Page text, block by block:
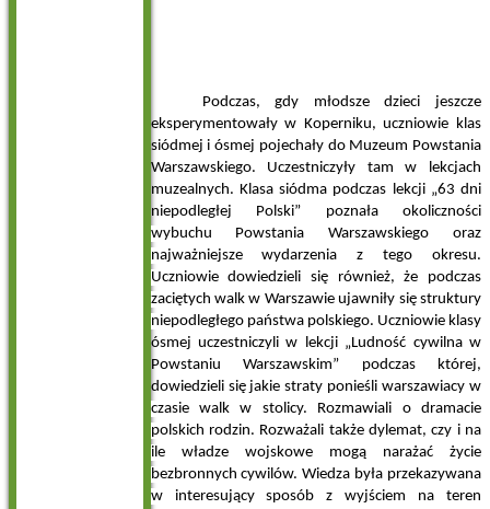
Podczas, gdy młodsze dzieci jeszcze
eksperymentowały w Koperniku, uczniowie klas
siódmej i ósmej pojechały do Muzeum Powstania
Warszawskiego. Uczestniczyły tam w lekcjach
muzealnych. Klasa siódma podczas lekcji „63 dni
niepodległej Polski” poznała okoliczności
wybuchu Powstania Warszawskiego oraz
najważniejsze wydarzenia z tego okresu.
Uczniowie dowiedzieli się również, że podczas
zaciętych walk w Warszawie ujawniły się struktury
niepodległego państwa polskiego. Uczniowie klasy
ósmej uczestniczyli w lekcji „Ludność cywilna w
Powstaniu Warszawskim” podczas której,
dowiedzieli sięjakie straty ponieśli warszawiacy w
czasie walk w stolicy. Rozmawiali o dramacie
polskich rodzin. Rozważali także dylemat, czy i na
ile władze wojskowe mogą narażać życie
bezbronnych cywilów. Wiedza była przekazywana
w interesujący sposób z wyjściem na teren